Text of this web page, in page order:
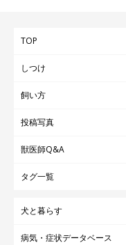
TOP
しつけ
飼い方
投稿写真
獣医師Q&A
タグ一覧
犬と暮らす
病気・症状データベース